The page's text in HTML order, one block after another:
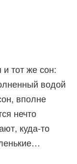
и тот же сон:
водой
вполне
нечто
куда-то